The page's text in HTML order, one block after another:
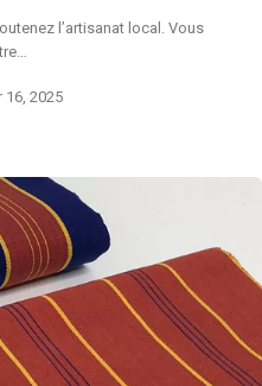
l’artisanat local. Vous
16, 2025